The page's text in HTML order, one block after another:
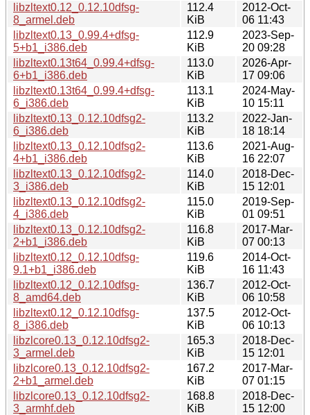
libzltext0.12_0.12.10dfsg-
8_armel.deb
112.4
KiB
2012-Oct-
06 11:43
libzltext0.13_0.99.4+dfsg-
5+b1_i386.deb
112.9
KiB
2023-Sep-
20 09:28
libzltext0.13t64_0.99.4+dfsg-
6+b1_i386.deb
113.0
KiB
2026-Apr-
17 09:06
libzltext0.13t64_0.99.4+dfsg-
6_i386.deb
113.1
KiB
2024-May-
10 15:11
libzltext0.13_0.12.10dfsg2-
6_i386.deb
113.2
KiB
2022-Jan-
18 18:14
libzltext0.13_0.12.10dfsg2-
4+b1_i386.deb
113.6
KiB
2021-Aug-
16 22:07
libzltext0.13_0.12.10dfsg2-
3_i386.deb
114.0
KiB
2018-Dec-
15 12:01
libzltext0.13_0.12.10dfsg2-
4_i386.deb
115.0
KiB
2019-Sep-
01 09:51
libzltext0.13_0.12.10dfsg2-
2+b1_i386.deb
116.8
KiB
2017-Mar-
07 00:13
libzltext0.12_0.12.10dfsg-
9.1+b1_i386.deb
119.6
KiB
2014-Oct-
16 11:43
libzltext0.12_0.12.10dfsg-
8_amd64.deb
136.7
KiB
2012-Oct-
06 10:58
libzltext0.12_0.12.10dfsg-
8_i386.deb
137.5
KiB
2012-Oct-
06 10:13
libzlcore0.13_0.12.10dfsg2-
3_armel.deb
165.3
KiB
2018-Dec-
15 12:01
libzlcore0.13_0.12.10dfsg2-
2+b1_armel.deb
167.2
KiB
2017-Mar-
07 01:15
libzlcore0.13_0.12.10dfsg2-
3_armhf.deb
168.8
KiB
2018-Dec-
15 12:00